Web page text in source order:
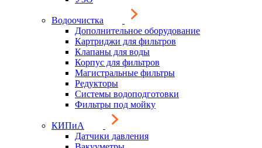
Водоочистка
Дополнительное оборудование
Картриджи для фильтров
Клапаны для воды
Корпус для фильтров
Магистральные фильтры
Редукторы
Системы водоподготовки
Фильтры под мойку
КИПиА
Датчики давления